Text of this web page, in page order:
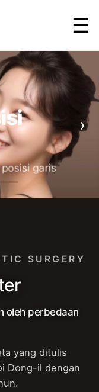
☰
garis
›
SURGERY
oleh perbedaan
yang ditulis
Dong-il dengan